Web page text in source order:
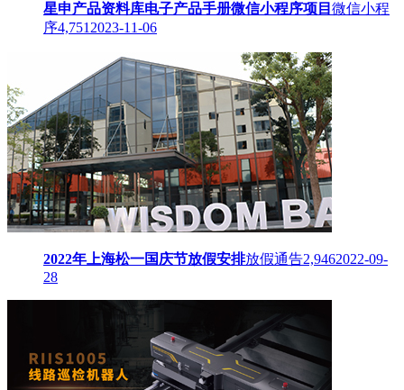
星申产品资料库电子产品手册微信小程序项目 微信小程
序4,751 2023-11-06
2022年上海松一国庆节放假安排放假通告2,9462022-09-
28